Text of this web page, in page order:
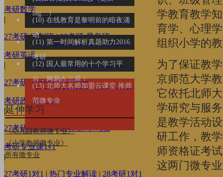
考研数学
|
27考研·定制班 | 28考研·早鸟班
考研英语
|
27考研·定制班 | 28考研·早鸟班
考研政治
|
27考研·定制班 | 28考研·早鸟班
考研专业课1v1
|
27考研1对1 | 热门专业解读 | 28考研1对1
ing…）
(10) 在线教育是黎明前的暗夜涌
动
(11) 第一时间解析真题助力2016
考研
(12) 国人最常用的十个学习平
台，网易占三席！
(13) 北师大名师加盟云课堂 推师
范微专业
延伸学习
《幼儿园教师微专业》
《小学教师微专业》
所有微专业
学教育教学
育学、心理
组织小学的
为了保证教
京师范大学
它依托北师
学研究与服
是教学活动
研工作，教
师资格证考
这两门微专